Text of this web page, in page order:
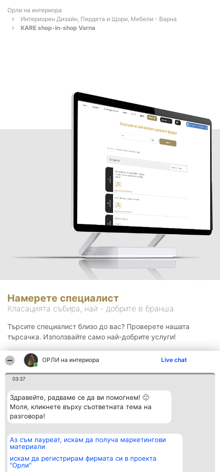
ОРЛИ на интериора Live chat
03:37
Здравейте, радваме се да ви помогнем! 🙂
Моля, кликнете върху съответната тема на
разговора!
Аз съм лауреат, искам да получа маркетингови
материали
искам да регистрирам фирмата си в проекта
"Орли"
Орли на интериора
Интериорен Дизайн, Пердета и Щори, Мебели - Варна
KARE shop-in-shop Varna
Намерете специалист
Класацията събира, най - добрите в бранша.
Търсите специалист близо до вас? Проверете нашата
търсачка. Използвайте само най-добрите услуги!
Организатор на
класиране
BulevardulAleea Timișul De
Sus Nr. 2, Bl. A30, Sc. A, Et.
Класация
всички
Контакти